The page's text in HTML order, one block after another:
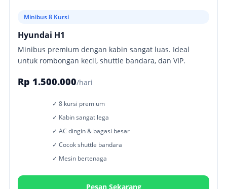
Minibus 8 Kursi
Hyundai H1
Minibus premium dengan kabin sangat luas. Ideal
untuk rombongan kecil, shuttle bandara, dan VIP.
Rp 1.500.000/hari
✓ 8 kursi premium
✓ Kabin sangat lega
✓ AC dingin & bagasi besar
✓ Cocok shuttle bandara
✓ Mesin bertenaga
Pesan Sekarang